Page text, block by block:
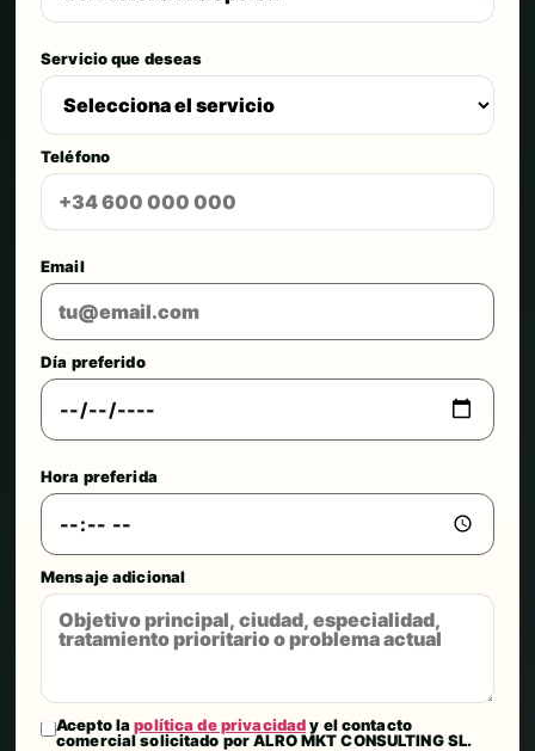
Servicio que deseas
Teléfono
Email
Día preferido
Hora preferida
Mensaje adicional
Acepto lapolítica de privacidady el contacto
comercial solicitado por ALRO MKT CONSULTING SL.